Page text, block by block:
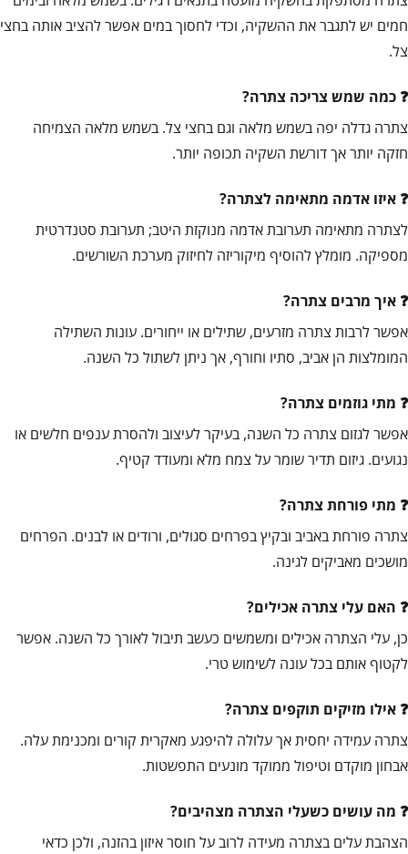
חמים יש לתגבר את ההשקיה, וכדי לחסוך במים אפשר להציב אותה בחצי
צל.
כמה שמש צריכה צתרה?
צתרה גדלה יפה בשמש מלאה וגם בחצי צל. בשמש מלאה הצמיחה
חזקה יותר אך דורשת השקיה תכופה יותר.
איזו אדמה מתאימה לצתרה?
לצתרה מתאימה תערובת אדמה מנוקזת היטב; תערובת סטנדרטית
מספיקה. מומלץ להוסיף מיקוריזה לחיזוק מערכת השורשים.
איך מרבים צתרה?
אפשר לרבות צתרה מזרעים, שתילים או ייחורים. עונות השתילה
המומלצות הן אביב, סתיו וחורף, אך ניתן לשתול כל השנה.
מתי גוזמים צתרה?
אפשר לגזום צתרה כל השנה, בעיקר לעיצוב ולהסרת ענפים חלשים או
נגועים. גיזום תדיר שומר על צמח מלא ומעודד קטיף.
מתי פורחת צתרה?
צתרה פורחת באביב ובקיץ בפרחים סגולים, ורודים או לבנים. הפרחים
מושכים מאביקים לגינה.
האם עלי צתרה אכילים?
כן, עלי הצתרה אכילים ומשמשים כעשב תיבול לאורך כל השנה. אפשר
לקטוף אותם בכל עונה לשימוש טרי.
אילו מזיקים תוקפים צתרה?
צתרה עמידה יחסית אך עלולה להיפגע מאקרית קורים ומכנימת עלה.
אבחון מוקדם וטיפול ממוקד מונעים התפשטות.
מה עושים כשעלי הצתרה מצהיבים?
הצהבת עלים בצתרה מעידה לרוב על חוסר איזון בהזנה, ולכן כדאי